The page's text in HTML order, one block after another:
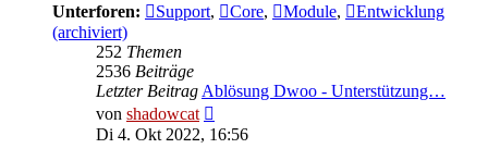
Unterforen:
Support, Core, Module,
Entwicklung
(archiviert)
252 Themen
2536 Beiträge
Letzter BeitragAblösung Dwoo - Unterstützung…
von shadowcat
Beitrag
Di 4. Okt 2022, 16:56